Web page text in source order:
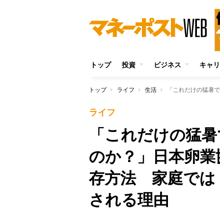
トップ 投資 ビジネス キャ
トップ ライフ 生活
ライフ
「これだけの猛
のか？」日本卵
存方法 家庭では
される理由